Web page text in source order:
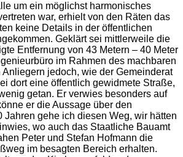
um ein möglichst harmonisches
war, erhielt von den Räten das
keine Details in der öffentlichen
Geklärt sei mittlerweile die
Entfernung von 43 Metern – 40 Meter
im Rahmen des machbaren
jedoch, wie der Gemeinderat
dort eine öffentlich gewidmete Straße,
getan. Er verwies besonders auf
er die Aussage über den
gehe ich diesen Weg, wir hätten
wo auch das Staatliche Bauamt
Peter und Stefan Hofmann die
im besagten Bereich erhalten.